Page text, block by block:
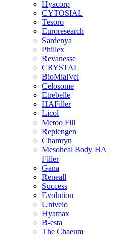
Hyacorp
CYTOSIAL
Tesoro
Euroresearch
Sardenya
Phillex
Revanesse
CRYSTAL
BioMialVel
Celosome
Etrebelle
HAFiller
Licol
Metoo Fill
Replengen
Chamryn
Mesoheal Body HA
Filler
Gana
Reneall
Success
Evolution
Univelo
Hyamax
B-esta
The Chaeum